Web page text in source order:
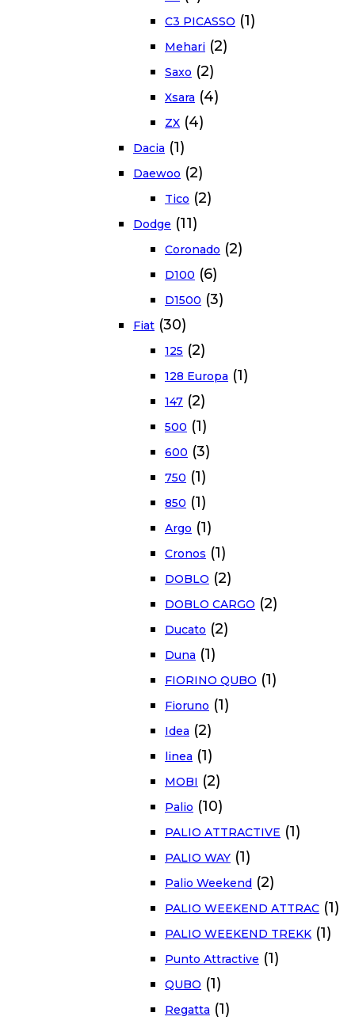
C3 PICASSO (1)
Mehari (2)
Saxo (2)
Xsara (4)
ZX (4)
Dacia (1)
Daewoo (2)
Tico (2)
Dodge (11)
Coronado (2)
D100 (6)
D1500 (3)
Fiat (30)
125 (2)
128 Europa (1)
147 (2)
500 (1)
600 (3)
750 (1)
850 (1)
Argo (1)
Cronos (1)
DOBLO (2)
DOBLO CARGO (2)
Ducato (2)
Duna (1)
FIORINO QUBO (1)
Fioruno (1)
Idea (2)
linea (1)
MOBI (2)
Palio (10)
PALIO ATTRACTIVE (1)
PALIO WAY (1)
Palio Weekend (2)
PALIO WEEKEND ATTRAC (1)
PALIO WEEKEND TREKK (1)
Punto Attractive (1)
QUBO (1)
Regatta (1)